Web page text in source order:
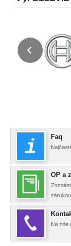
Faq
OP a
zárukou.
Na zde